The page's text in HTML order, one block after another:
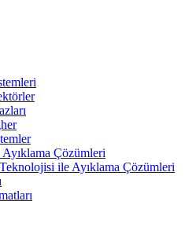
Çözümleri
ile Ayıklama Çözümleri